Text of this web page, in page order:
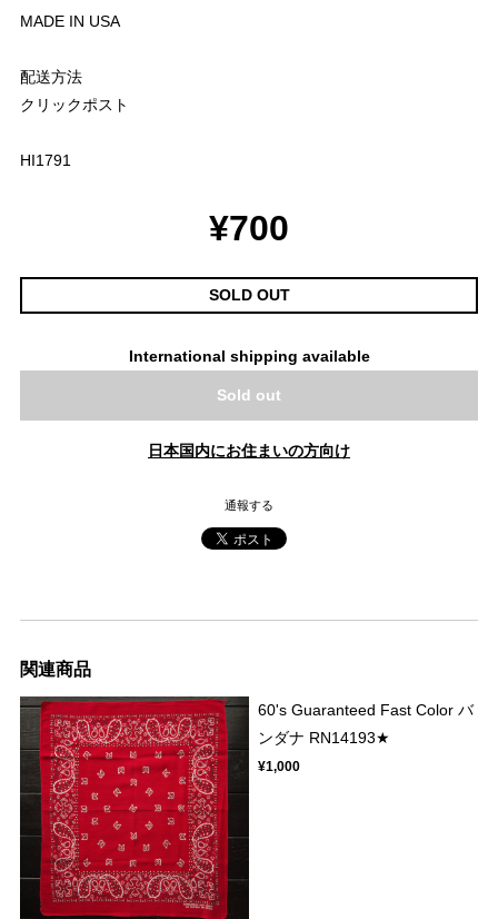
MADE IN USA
配送方法
クリックポスト
HI1791
¥700
SOLD OUT
International shipping available
Sold out
日本国内にお住まいの方向け
通報する
関連商品
60's Guaranteed Fast Color バ
ンダナ RN14193★
¥1,000